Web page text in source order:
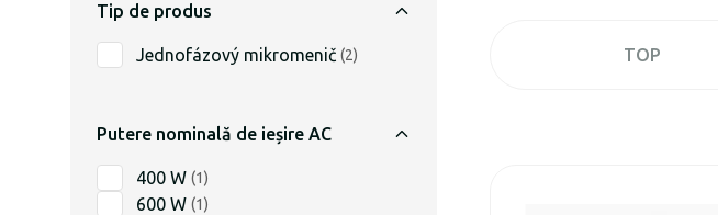
Tip de produs
Jednofázový mikromenič (2)
Putere nominală de ieșire AC
400 W (1)
600 W (1)
TOP